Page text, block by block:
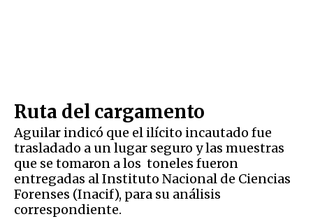
Ruta del cargamento
Aguilar indicó que el ilícito incautado fue
trasladado a un lugar seguro y las muestras
que se tomaron a los toneles fueron
entregadas al Instituto Nacional de Ciencias
Forenses (Inacif), para su análisis
correspondiente.